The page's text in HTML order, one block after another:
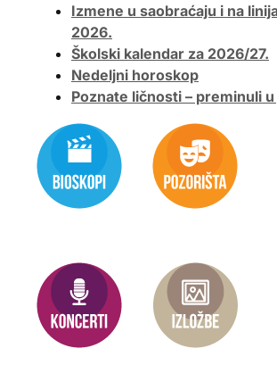
Izmene u saobraćaju i na
2026.
Školski kalendar za 2026/27.
Nedeljni horoskop
Poznate ličnosti – preminuli